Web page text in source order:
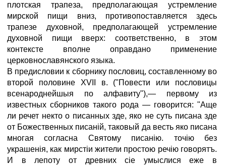
плотская трапеза, предполагающая устремление
мирской пищи вниз, противопоставляется здесь
трапезе духовной, предполагающей устремление
духовной пищи вверх: соответственно, в этом
контексте вполне оправдано применение
церковнославянского языка.
В предисловии к сборнику пословиц, составленному во
второй половине XVII в. ("Повести или пословицы
всенароднейшыя по алфавиту"),— первому из
известных сборников такого рода — говорится: "Аще
ли речет некто о писанных зде, яко не суть писана зде
от Божественных писаній, таковый да весть яко писана
многая согласна Святому писанію. точію без
украшенія, как мирстіи жители простою речію говорятъ.
И в лепоту от древних сіе умыслися еже в